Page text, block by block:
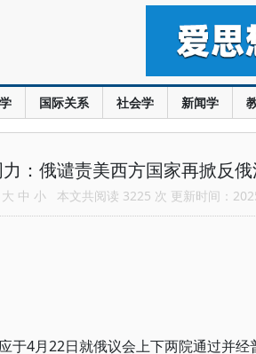
国际关系 社会学 新闻学
力：俄谴责美西方国家再掀反俄
大 中 小 本文共阅读 3225 次 更新时间：
于4月22日就俄议会上下两院通过并